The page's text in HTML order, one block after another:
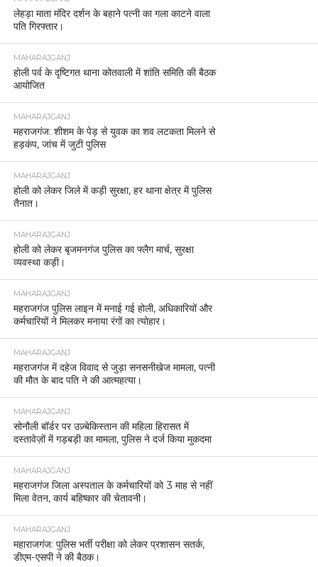
लेहड़ा माता मंदिर दर्शन के बहाने पत्नी का गला काटने वाला
पति गिरफ्तार।
MAHARAJGANJ
होली पर्व के दृष्टिगत थाना कोतवाली में शांति समिति की बैठक
आयोजित
MAHARAJGANJ
महराजगंज: शीशम के पेड़ से युवक का शव लटकता मिलने से
हड़कंप, जांच में जुटी पुलिस
MAHARAJGANJ
होली को लेकर जिले में कड़ी सुरक्षा, हर थाना क्षेत्र में पुलिस
तैनात।
MAHARAJGANJ
होली को लेकर बृजमनगंज पुलिस का फ्लैग मार्च, सुरक्षा
व्यवस्था कड़ी।
MAHARAJGANJ
महराजगंज पुलिस लाइन में मनाई गई होली, अधिकारियों और
कर्मचारियों ने मिलकर मनाया रंगों का त्योहार।
MAHARAJGANJ
महराजगंज में दहेज विवाद से जुड़ा सनसनीखेज मामला, पत्नी
की मौत के बाद पति ने की आत्महत्या।
MAHARAJGANJ
सोनौली बॉर्डर पर उज़्बेकिस्तान की महिला हिरासत में
दस्तावेज़ों में गड़बड़ी का मामला, पुलिस ने दर्ज किया मुकदमा
MAHARAJGANJ
महराजगंज जिला अस्पताल के कर्मचारियों को 3 माह से नहीं
मिला वेतन, कार्य बहिष्कार की चेतावनी।
MAHARAJGANJ
महाराजगंज: पुलिस भर्ती परीक्षा को लेकर प्रशासन सतर्क,
डीएम-एसपी ने की बैठक।